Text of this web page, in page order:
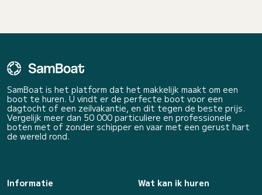
SamBoat is het platform dat het makkelijk maakt om een
boot te huren. U vindt er de perfecte boot voor een
dagtocht of een zeilvakantie, en dit tegen de beste prijs.
Vergelijk meer dan 50 000 particuliere en professionele
boten met of zonder schipper en vaar met een gerust hart
de wereld rond.
Informatie
Wat kan ik huren